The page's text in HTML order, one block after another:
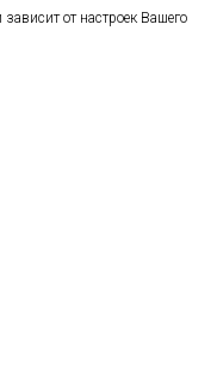
от настроек Вашего